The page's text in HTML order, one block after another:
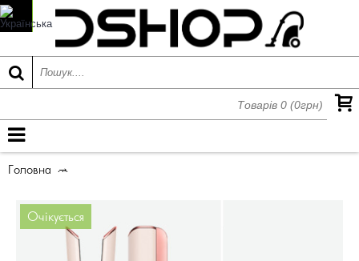
Товарів 0 (0грн)
Головна
Очікується